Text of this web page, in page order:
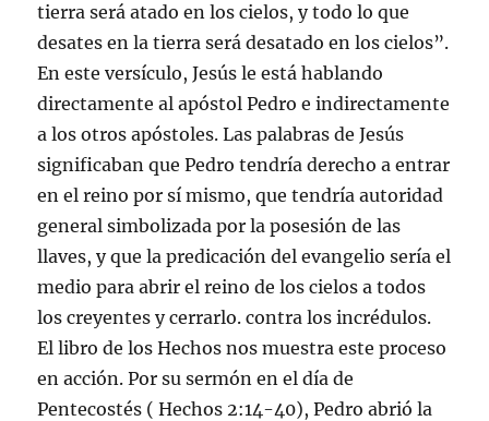
tierra será atado en los cielos, y todo lo que
desates en la tierra será desatado en los cielos”.
En este versículo, Jesús le está hablando
directamente al apóstol Pedro e indirectamente
a los otros apóstoles. Las palabras de Jesús
significaban que Pedro tendría derecho a entrar
en el reino por sí mismo, que tendría autoridad
general simbolizada por la posesión de las
llaves, y que la predicación del evangelio sería el
medio para abrir el reino de los cielos a todos
los creyentes y cerrarlo. contra los incrédulos.
El libro de los Hechos nos muestra este proceso
en acción. Por su sermón en el día de
Pentecostés ( Hechos 2:14-40), Pedro abrió la